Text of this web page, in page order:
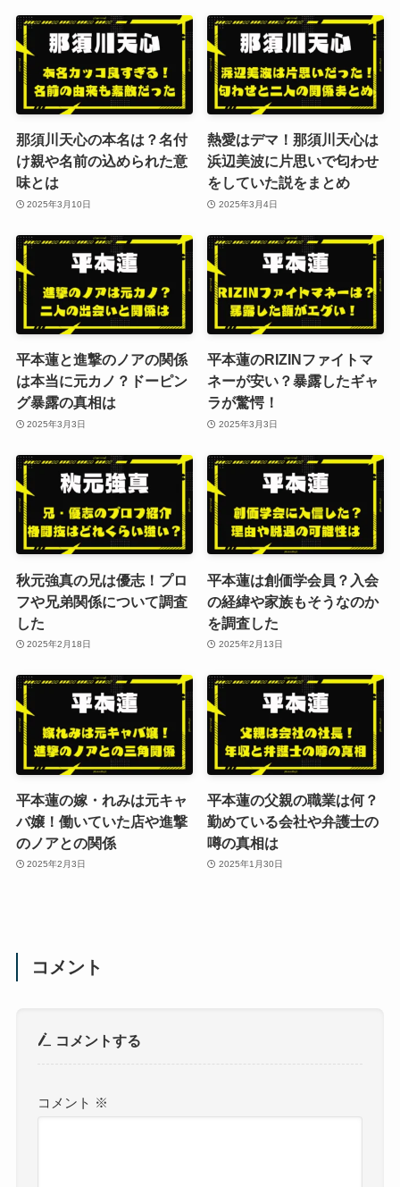
那須川天心の本名は？名付
け親や名前の込められた意
味とは
2025年3月10日
熱愛はデマ！那須川天心は
浜辺美波に片思いで匂わせ
をしていた説をまとめ
2025年3月4日
平本蓮と進撃のノアの関係
は本当に元カノ？ドーピン
グ暴露の真相は
2025年3月3日
平本蓮のRIZINファイトマ
ネーが安い？暴露したギャ
ラが驚愕！
2025年3月3日
秋元強真の兄は優志！プロ
フや兄弟関係について調査
した
2025年2月18日
平本蓮は創価学会員？入会
の経緯や家族もそうなのか
を調査した
2025年2月13日
平本蓮の嫁・れみは元キャ
バ嬢！働いていた店や進撃
のノアとの関係
2025年2月3日
平本蓮の父親の職業は何？
勤めている会社や弁護士の
噂の真相は
2025年1月30日
コメント
コメントする
コメント ※